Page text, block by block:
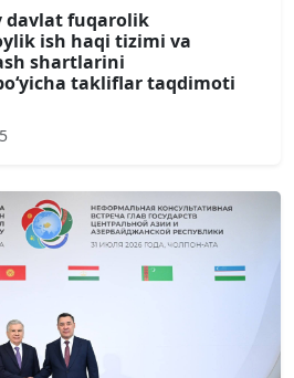
davlat fuqarolik
ish haqi tizimi va
shartlarini
takliflar taqdimoti